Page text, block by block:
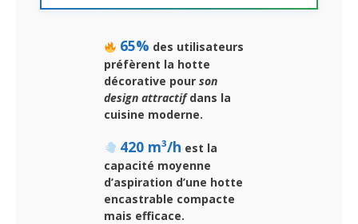
65% des utilisateurs
préfèrent la hotte
décorative pour son
design attractifdans la
cuisine moderne.
420 m³/h est la
capacité moyenne
d’aspiration d’une hotte
encastrable compacte
mais efficace.